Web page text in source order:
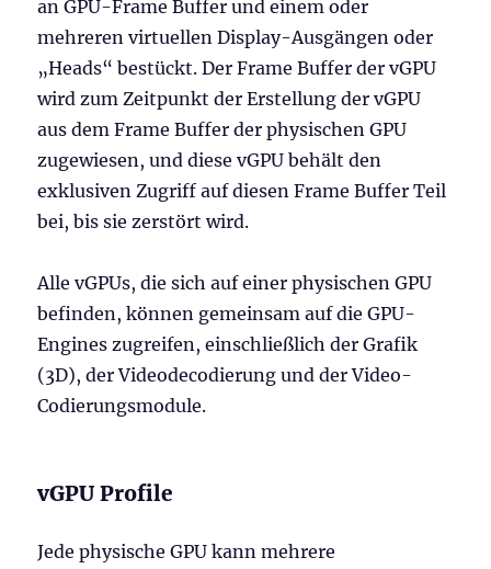
an GPU-Frame Buffer und einem oder
mehreren virtuellen Display-Ausgängen oder
„Heads“ bestückt. Der Frame Buffer der vGPU
wird zum Zeitpunkt der Erstellung der vGPU
aus dem Frame Buffer der physischen GPU
zugewiesen, und diese vGPU behält den
exklusiven Zugriff auf diesen Frame Buffer Teil
bei, bis sie zerstört wird.
Alle vGPUs, die sich auf einer physischen GPU
befinden, können gemeinsam auf die GPU-
Engines zugreifen, einschließlich der Grafik
(3D), der Videodecodierung und der Video-
Codierungsmodule.
vGPU Profile
Jede physische GPU kann mehrere